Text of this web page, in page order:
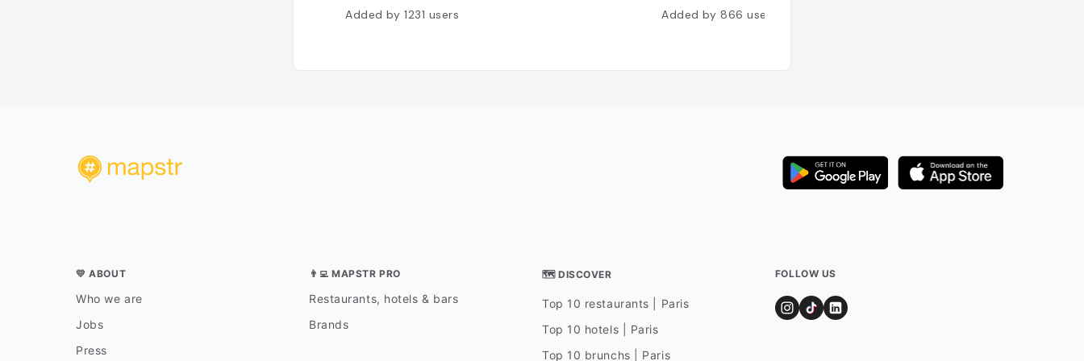
Added by 1231 users Added by 866users
💛 ABOUT
Who we are
Jobs
Press
👨‍💻 MAPSTR PRO
Restaurants, hotels & bars
Brands
🗺 DISCOVER
Top 10 restaurants | Paris
Top 10 hotels | Paris
Top 10 brunchs | Paris
FOLLOW US